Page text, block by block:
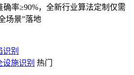
确率≥90%，全新行业算法定制仅需
场景”落地
识别
施识别 热门